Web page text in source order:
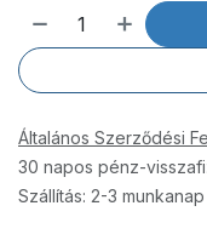
Általános Szerződési
30 napos pénz-
Szállítás: 2-3 munkanap